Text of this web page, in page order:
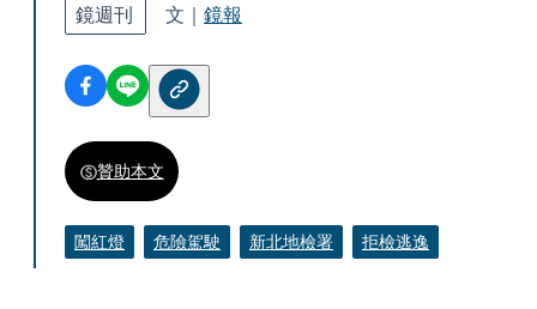
鏡週刊 文｜ 鏡報
贊助本文
闖紅燈 危險駕駛 新北地檢署 拒檢逃逸